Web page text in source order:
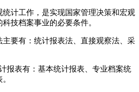
计工作，是实现国家管理决策和宏观
技档案事业的必要条件。
要有：统计报表法、直接观察法、采
表有：基本统计报表、专业档案统